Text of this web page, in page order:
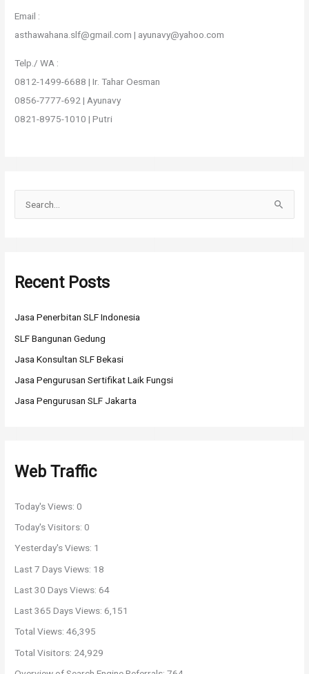
Email :
asthawahana.slf@gmail.com | ayunavy@yahoo.com
Telp./ WA :
0812-1499-6688 | Ir. Tahar Oesman
0856-7777-692 | Ayunavy
0821-8975-1010 | Putri
c
f
o
Recent Posts
Jasa Penerbitan SLF Indonesia
SLF Bangunan Gedung
Jasa Konsultan SLF Bekasi
Jasa Pengurusan Sertifikat Laik Fungsi
Jasa Pengurusan SLF Jakarta
Web Traffic
Today's Views:0
Today's Visitors:0
Yesterday's Views: 1
Last 7 Days Views: 18
Last 30 Days Views:64
Last 365 Days Views:6,151
Total Views:46,395
Total Visitors: 24,929